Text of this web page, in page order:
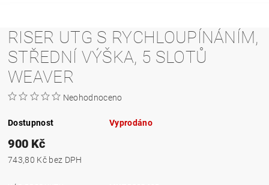
RISER UTG S RYCHLOUPÍNÁNÍM,
STŘEDNÍ VÝŠKA, 5 SLOTŮ
WEAVER
Neohodnoceno
Dostupnost Vyprodáno
900 Kč
743,80 Kč bez DPH